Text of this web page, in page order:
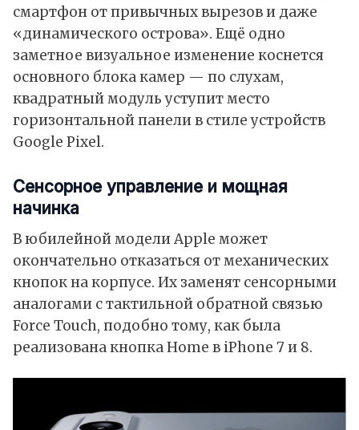
смартфон от привычных вырезов и даже
«динамического острова». Ещё одно
заметное визуальное изменение коснется
основного блока камер — по слухам,
квадратный модуль уступит место
горизонтальной панели в стиле устройств
Google Pixel.
Сенсорное управление и мощная
начинка
В юбилейной модели Apple может
окончательно отказаться от механических
кнопок на корпусе. Их заменят сенсорными
аналогами с тактильной обратной связью
Force Touch, подобно тому, как была
реализована кнопка Home в iPhone 7 и 8.